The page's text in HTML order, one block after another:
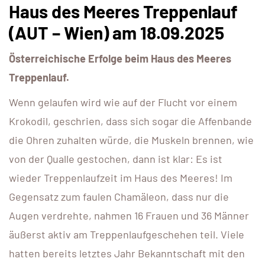
Haus des Meeres Treppenlauf
(AUT – Wien) am 18.09.2025
Österreichische Erfolge beim Haus des Meeres
Treppenlauf.
Wenn gelaufen wird wie auf der Flucht vor einem
Krokodil, geschrien, dass sich sogar die Affenbande
die Ohren zuhalten würde, die Muskeln brennen, wie
von der Qualle gestochen, dann ist klar: Es ist
wieder Treppenlaufzeit im Haus des Meeres! Im
Gegensatz zum faulen Chamäleon, dass nur die
Augen verdrehte, nahmen 16 Frauen und 36 Männer
äußerst aktiv am Treppenlaufgeschehen teil. Viele
hatten bereits letztes Jahr Bekanntschaft mit den